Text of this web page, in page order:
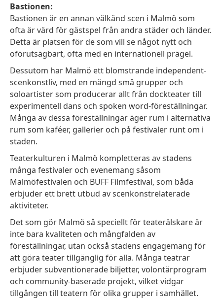
Bastionen:
Bastionen är en annan välkänd scen i Malmö som
ofta är värd för gästspel från andra städer och länder.
Detta är platsen för de som vill se något nytt och
oförutsägbart, ofta med en internationell prägel.
Dessutom har Malmö ett blomstrande independent-
scenkonstliv, med en mängd små grupper och
soloartister som producerar allt från dockteater till
experimentell dans och spoken word-föreställningar.
Många av dessa föreställningar äger rum i alternativa
rum som kaféer, gallerier och på festivaler runt om i
staden.
Teaterkulturen i Malmö kompletteras av stadens
många festivaler och evenemang såsom
Malmöfestivalen och BUFF Filmfestival, som båda
erbjuder ett brett utbud av scenkonstrelaterade
aktiviteter.
Det som gör Malmö så speciellt för teaterälskare är
inte bara kvaliteten och mångfalden av
föreställningar, utan också stadens engagemang för
att göra teater tillgänglig för alla. Många teatrar
erbjuder subventionerade biljetter, volontärprogram
och community-baserade projekt, vilket vidgar
tillgången till teatern för olika grupper i samhället.